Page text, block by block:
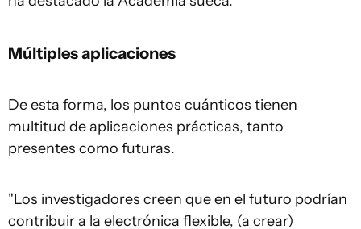
Múltiples aplicaciones
De esta forma, los puntos cuánticos tienen
multitud de aplicaciones prácticas, tanto
presentes como futuras.
"Los investigadores creen que en el futuro podrían
contribuir a la electrónica flexible, (a crear)